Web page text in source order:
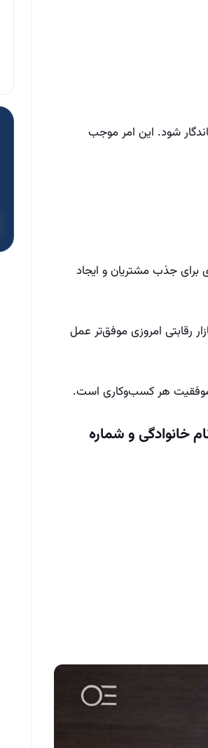
شود. این امر موجب
برای جذب مشتریان و ایجاد
رقابتی امروزی موفق‌تر عمل
موفقیت هر کسب‌وکاری است.
خانوادگی و شماره